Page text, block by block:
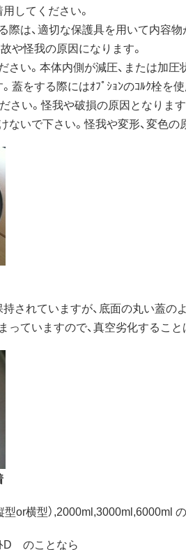
してください。
際は、適切な保護具を用いて内容
や怪我の原因になります。
さい。本体内側が減圧、または加圧
蓋をする際にはｵﾌﾟｼｮﾝのｺﾙｸ栓を
さい。怪我や破損の原因となります
ないで下さい。怪我や変形、変色
されていますが、底面の丸い蓋の
っていますので、真空劣化するこ
型or横型）,2000ml,3000ml,6000ml
D のことなら